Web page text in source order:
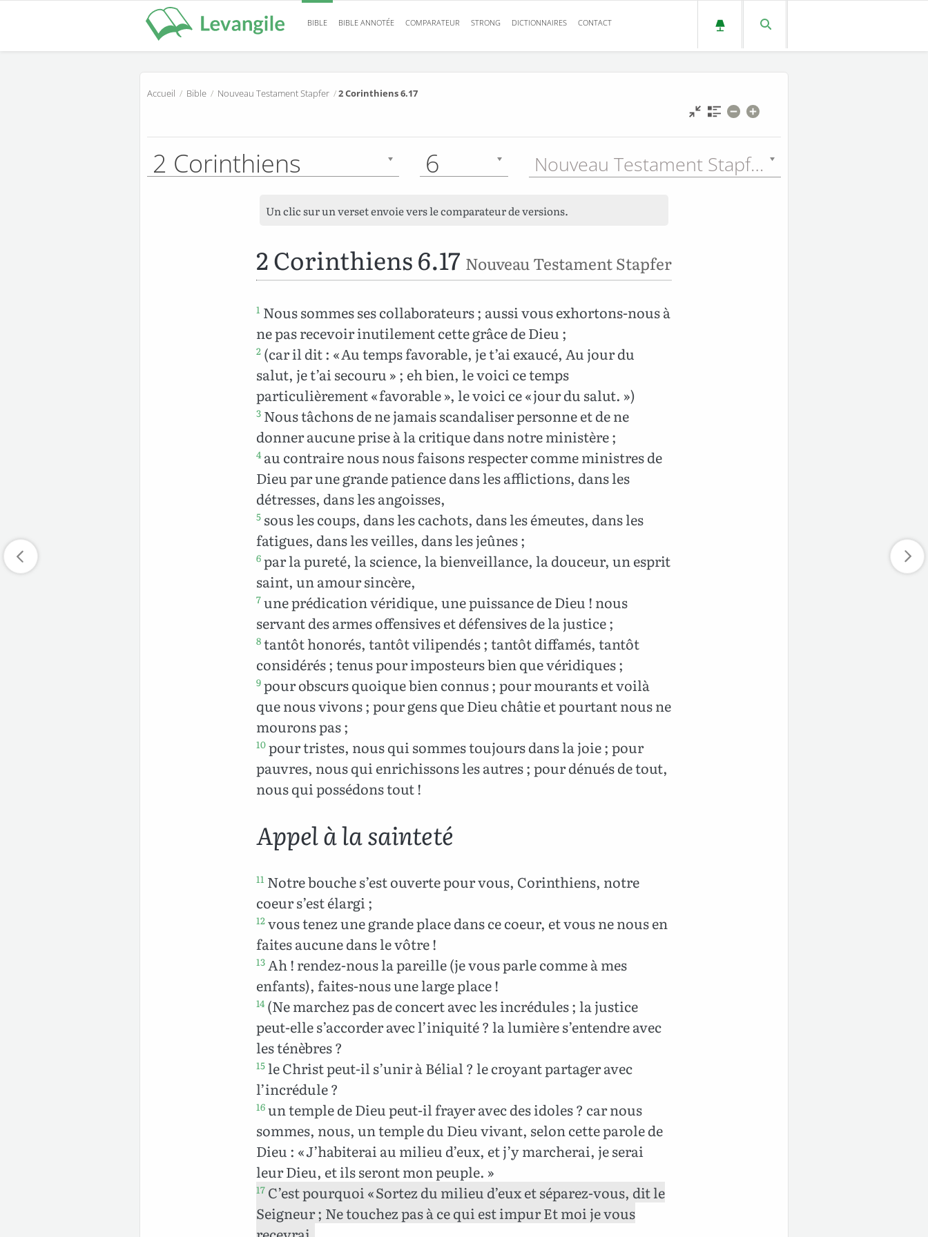
BIBLE BIBLE ANNOTÉE COMPARATEUR STRONG DICTIONNAIRES CONTACT
Accueil / Bible / Nouveau Testament Stapfer /2 Corinthiens 6.17
2 Corinthiens 6 Nouveau Testament Stapfer (STA) - 1889
Un clic sur un verset envoie vers le comparateur de versions.
2 Corinthiens 6.17 Nouveau Testament Stapfer
1 Nous sommes ses collaborateurs ; aussi vous exhortons-nous à
ne pas recevoir inutilement cette grâce de Dieu ;
2 (car il dit : « Au temps favorable, je t’ai exaucé, Au jour du
salut, je t’ai secouru » ; eh bien, le voici ce temps
particulièrement « favorable », le voici ce « jour du salut. »)
3 Nous tâchons de ne jamais scandaliser personne et de ne
donner aucune prise à la critique dans notre ministère ;
4 au contraire nous nous faisons respecter comme ministres de
Dieu par une grande patience dans les afflictions, dans les
détresses, dans les angoisses,
5 sous les coups, dans les cachots, dans les émeutes, dans les
fatigues, dans les veilles, dans les jeûnes ;
6 par la pureté, la science, la bienveillance, la douceur, un esprit
saint, un amour sincère,
7 une prédication véridique, une puissance de Dieu ! nous
servant des armes offensives et défensives de la justice ;
8 tantôt honorés, tantôt vilipendés ; tantôt diffamés, tantôt
considérés ; tenus pour imposteurs bien que véridiques ;
9 pour obscurs quoique bien connus ; pour mourants et voilà
que nous vivons ; pour gens que Dieu châtie et pourtant nous ne
mourons pas ;
10 pour tristes, nous qui sommes toujours dans la joie ; pour
pauvres, nous qui enrichissons les autres ; pour dénués de tout,
nous qui possédons tout !
Appel à la sainteté
11 Notre bouche s’est ouverte pour vous, Corinthiens, notre
coeur s’est élargi ;
12 vous tenez une grande place dans ce coeur, et vous ne nous en
faites aucune dans le vôtre !
13 Ah ! rendez-nous la pareille (je vous parle comme à mes
enfants), faites-nous une large place !
14 (Ne marchez pas de concert avec les incrédules ; la justice
peut-elle s’accorder avec l’iniquité ? la lumière s’entendre avec
les ténèbres ?
15 le Christ peut-il s’unir à Bélial ? le croyant partager avec
l’incrédule ?
16 un temple de Dieu peut-il frayer avec des idoles ? car nous
sommes, nous, un temple du Dieu vivant, selon cette parole de
Dieu : « J’habiterai au milieu d’eux, et j’y marcherai, je serai
leur Dieu, et ils seront mon peuple. »
17 C’est pourquoi « Sortez du milieu d’eux et séparez-vous, dit le
Seigneur ; Ne touchez pas à ce qui est impur Et moi je vous